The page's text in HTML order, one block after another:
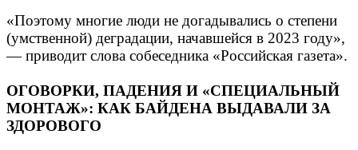
«Поэтому многие люди не догадывались о степени
(умственной) деградации, начавшейся в 2023 году»,
— приводит слова собеседника «Российская газета».
ОГОВОРКИ, ПАДЕНИЯ И «СПЕЦИАЛЬНЫЙ
МОНТАЖ»: КАК БАЙДЕНА ВЫДАВАЛИ ЗА
ЗДОРОВОГО